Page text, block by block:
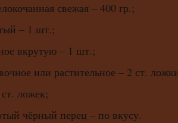
свежая – 400 гр.;
– 1 шт.;
вкрутую – 1 шт.;
или растительное – 2 ст.
ложек;
чёрный перец – по вкусу.